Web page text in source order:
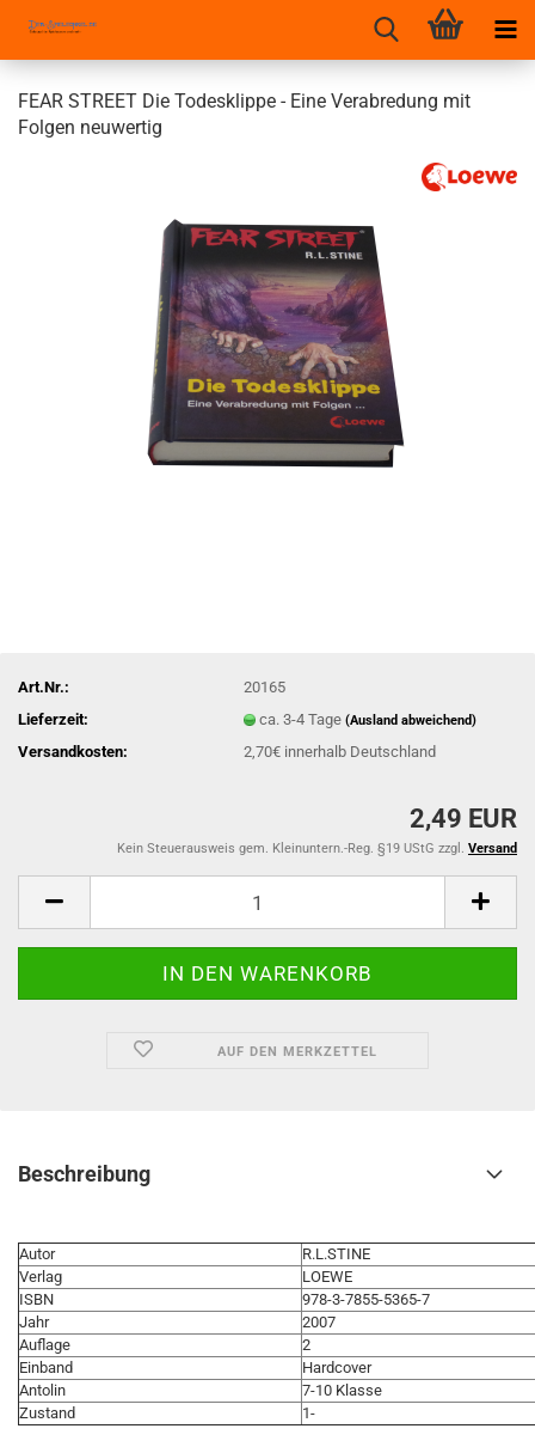
FEAR STREET Die Todesklippe - Eine Verabredung mit
Folgen neuwertig
Art.Nr.:
20165
Lieferzeit:
ca. 3-4 Tage(Ausland abweichend)
Versandkosten: 2,70€ innerhalb Deutschland
2,49 EUR
Kein Steuerausweis gem. Kleinuntern.-Reg. §19 UStG zzgl. Versand
AUF DEN MERKZETTEL
Beschreibung
Autor
R.L.STINE
Verlag
LOEWE
ISBN
978-3-7855-5365-7
Jahr
2007
Auflage
2
Einband
Hardcover
Antolin
7-10 Klasse
Zustand
1-